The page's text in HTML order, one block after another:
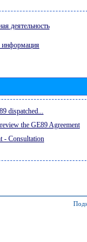
деятельность
информация
dispatched...
the GE89 Agreement
- Consultation